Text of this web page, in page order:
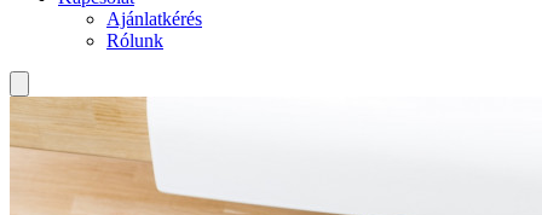
Ajánlatkérés
Rólunk